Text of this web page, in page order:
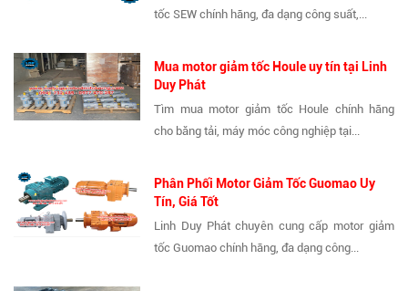
tốc SEW chính hãng, đa dạng công suất,...
Mua motor giảm tốc Houle uy tín tại Linh
Duy Phát
Tìm mua motor giảm tốc Houle chính hãng
cho băng tải, máy móc công nghiệp tại...
Phân Phối Motor Giảm Tốc Guomao Uy
Tín, Giá Tốt
Linh Duy Phát chuyên cung cấp motor giảm
tốc Guomao chính hãng, đa dạng công...